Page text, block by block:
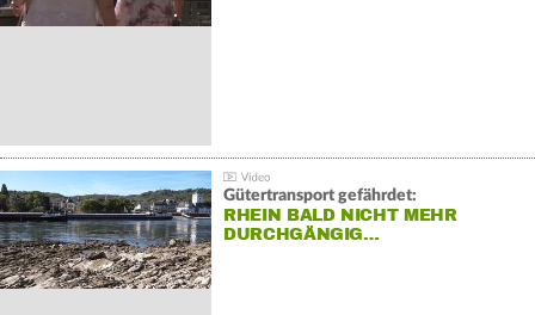
Gütertransport gefährdet:
RHEIN BALD NICHT MEHR
DURCHGÄNGIG…